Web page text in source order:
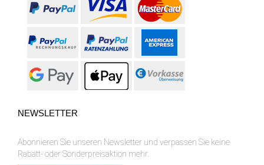
NEWSLETTER
Abonnieren Sie unseren Newsletter und verpassen Sie keine
Rabatt- oder Sonderpreisaktion mehr.